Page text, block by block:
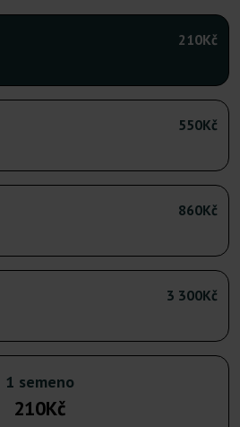
210Kč
550Kč
860Kč
3 300Kč
1 semeno
210Kč